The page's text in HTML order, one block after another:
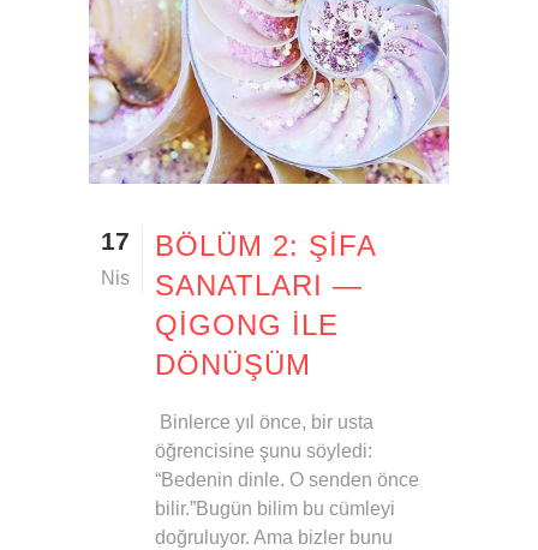
17
Nis
BÖLÜM 2: ŞIFA
SANATLARI —
QIGONG ILE
DÖNÜŞÜM
Binlerce yıl önce, bir usta
öğrencisine şunu söyledi:
“Bedenin dinle. O senden önce
bilir.”Bugün bilim bu cümleyi
doğruluyor. Ama bizler bunu